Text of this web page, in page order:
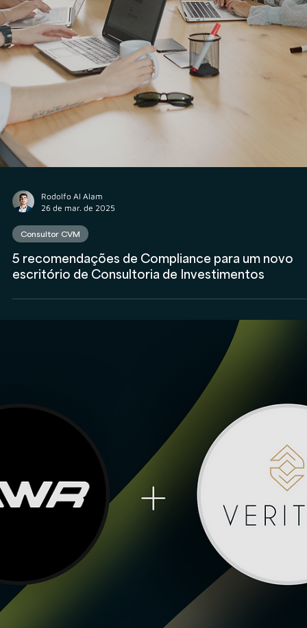
Rodolfo Al Alam
25 de abr. de 2025
Consultor CVM
A ROI Wealth no 360 da Veritas